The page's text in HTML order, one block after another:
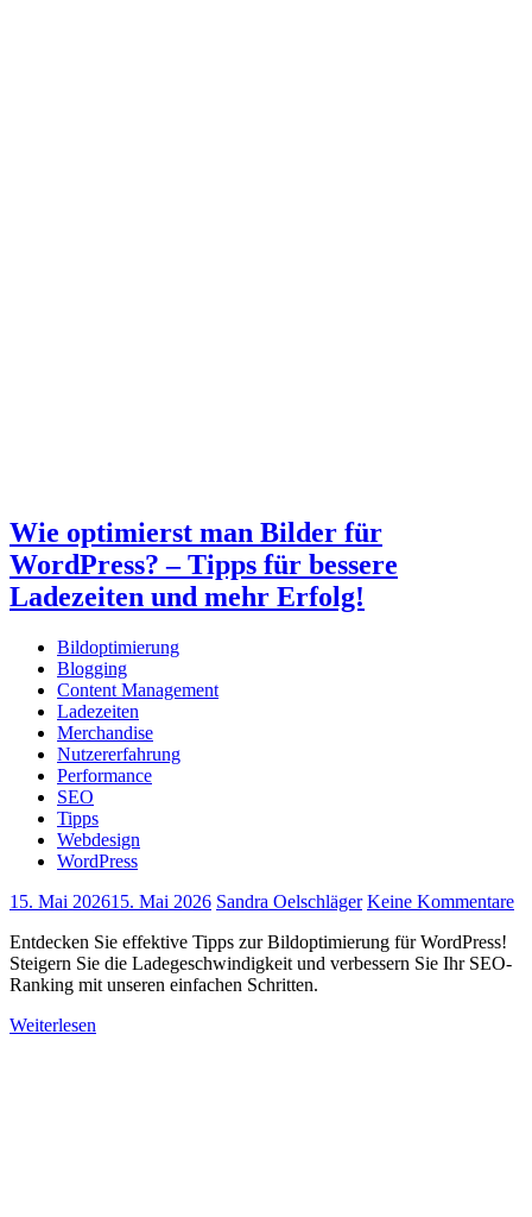
Wie optimierst man Bilder für
WordPress? – Tipps für bessere
Ladezeiten und mehr Erfolg!
Bildoptimierung
Blogging
Content Management
Ladezeiten
Merchandise
Nutzererfahrung
Performance
SEO
Tipps
Webdesign
WordPress
15. Mai 202615. Mai 2026 Sandra Oelschläger Keine Kommentare
Entdecken Sie effektive Tipps zur Bildoptimierung für WordPress!
Steigern Sie die Ladegeschwindigkeit und verbessern Sie Ihr SEO-
Ranking mit unseren einfachen Schritten.
Weiterlesen